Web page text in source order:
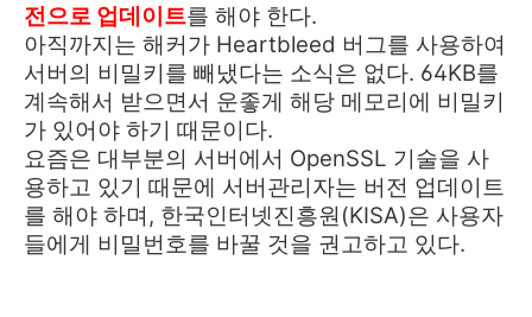
전으로 업데이트를 해야 한다.
아직까지는 해커가 Heartbleed 버그를 사용하여
서버의 비밀키를 빼냈다는 소식은 없다. 64KB를
계속해서 받으면서 운좋게 해당 메모리에 비밀키
가 있어야 하기 때문이다.
요즘은 대부분의 서버에서 OpenSSL 기술을 사
용하고 있기 때문에 서버관리자는 버전 업데이트
를 해야 하며, 한국인터넷진흥원(KISA)은 사용자
들에게 비밀번호를 바꿀 것을 권고하고 있다.